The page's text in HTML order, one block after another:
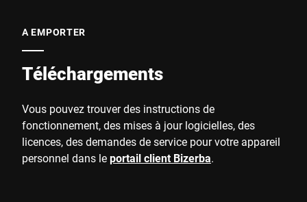
A EMPORTER
Téléchargements
Vous pouvez trouver des instructions de
fonctionnement, des mises à jour logicielles, des
licences, des demandes de service pour votre appareil
personnel dans leportail client Bizerba.